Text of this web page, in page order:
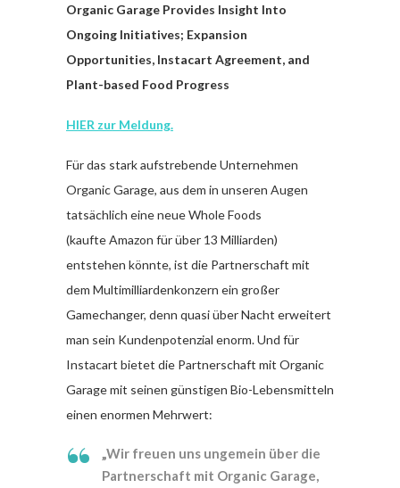
Organic Garage Provides Insight Into
Ongoing Initiatives; Expansion
Opportunities, Instacart Agreement, and
Plant-based Food Progress
HIER zur Meldung.
Für das stark aufstrebende Unternehmen
Organic Garage, aus dem in unseren Augen
tatsächlich eine neue Whole Foods
(kaufte Amazon für über 13 Milliarden)
entstehen könnte, ist die Partnerschaft mit
dem Multimilliardenkonzern ein großer
Gamechanger, denn quasi über Nacht erweitert
man sein Kundenpotenzial enorm. Und für
Instacart bietet die Partnerschaft mit Organic
Garage mit seinen günstigen Bio-Lebensmitteln
einen enormen Mehrwert:
„Wir freuen uns ungemein über die
Partnerschaft mit Organic Garage,